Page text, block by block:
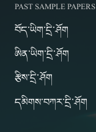
PAST SAMPLE PAPERS
བོད་ཡིག་དྲི་ཤོག
ཨིན་ཡིག་དྲི་ཤོག
རྩིས་དྲི་ཤོག
དམིགས་བཀར་དྲི་ཤོག